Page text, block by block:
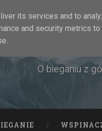
O bieganiu z
its services and to
and security metrics